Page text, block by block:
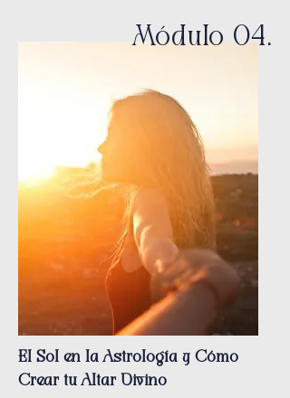
Módulo 04.
El Sol en la Astrología y Cómo
Crear tu Altar Divino